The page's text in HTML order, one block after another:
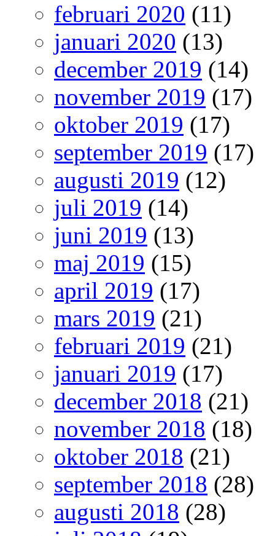
februari 2020 (11)
januari 2020 (13)
december 2019 (14)
november 2019 (17)
oktober 2019 (17)
september 2019 (17)
augusti 2019 (12)
juli 2019 (14)
juni 2019 (13)
maj 2019 (15)
april 2019 (17)
mars 2019 (21)
februari 2019 (21)
januari 2019 (17)
december 2018 (21)
november 2018 (18)
oktober 2018 (21)
september 2018 (28)
augusti 2018 (28)